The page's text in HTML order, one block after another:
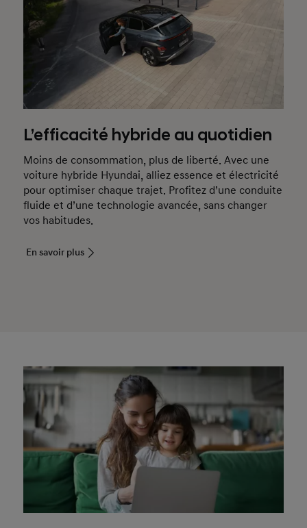
L’efficacité hybride au quotidien
Moins de consommation, plus de liberté. Avec une
voiture hybride Hyundai, alliez essence et électricité
pour optimiser chaque trajet. Profitez d’une conduite
fluide et d’une technologie avancée, sans changer
vos habitudes.
En savoir plus